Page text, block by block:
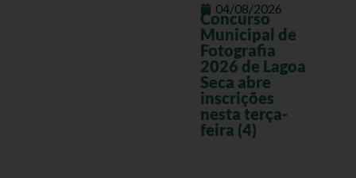
04/08/2026
Concurso
Municipal de
Fotografia
2026 de Lagoa
Seca abre
inscrições
nesta terça-
feira (4)